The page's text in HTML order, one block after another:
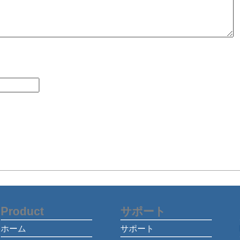
Product
ホーム
サポート
サポート